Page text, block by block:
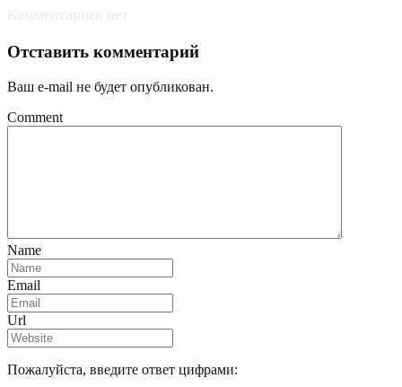
Отставить комментарий
Ваш e-mail не будет опубликован.
Comment
Name
Email
Url
Пожалуйста, введите ответ цифрами: